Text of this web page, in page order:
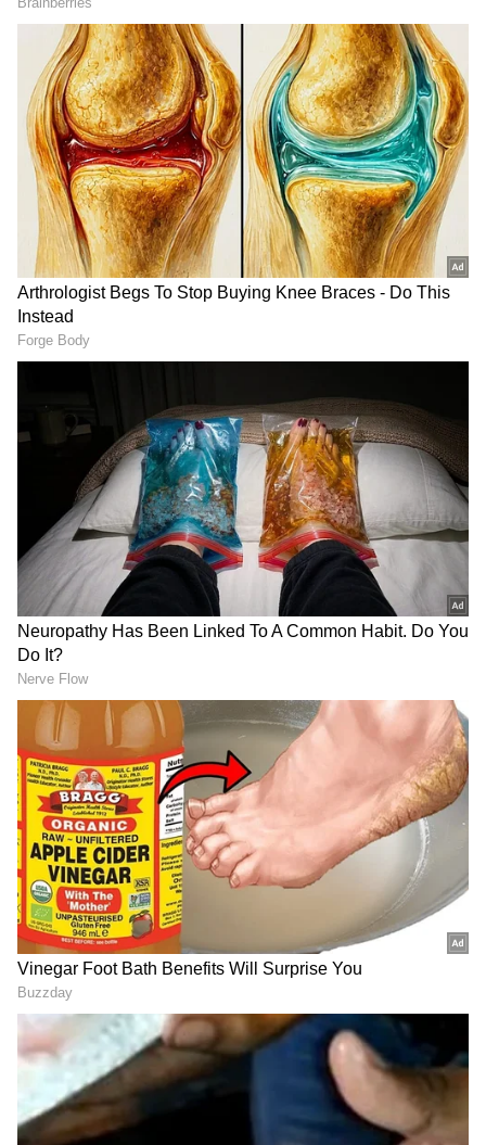
Teachers Recruitment: 15,000 ಶಿಕ್ಷಕರ ನೇಮಕಾತಿ
ಪರೀಕ್ಷೆ ಫಲಿತಾಂಶ: 54,342 ಮಂದಿ ಪಾಸ್‌
ಇತ್ತೀಚೆಗೆ ಲಂಚಮುಕ್ತ ಕರ್ನಾಟಕ ನಿರ್ಮಾಣ ವೇದಿಕೆಯವರು
ಅಕ್ರಮ ಶಿಕ್ಷಕರ ನೇಮಕಾತಿ ಬಗ್ಗೆ ವಿಧಾನಸೌಧ ಪೊಲೀಸ್
ಠಾಣೆಯಲ್ಲಿ ದೂರು ದಾಖಲಿಸಿದ್ದರು. ಕೆಲ‌ ದಿನಗಳ‌ ಹಿಂದೆ ಈ
ಪ್ರಕರಣವನ್ನ ಸಿಐಡಿಗೆ ವರ್ಗಾವಣೆ ಮಾಡಿದ್ದ ರಾಜ್ಯ ಸರ್ಕಾರ.
ಪ್ರಕರಣಕ್ಕೆ ಸಂಬಂಧಿಸಿದಂತೆ ತನಿಖೆ ಆರಂಭಿಸಿರುವ ಸಿಐಡಿ
ಅಧಿಕಾರಿಗಳು ಇದೀಗ ತುಮಕೂರು ಜಿಲ್ಲೆಯ ಹತ್ತು ಶಿಕ್ಷಕರನ್ನು
ಬಂಧಿಸಿ ವಿಚಾರಣೆಗೆ ಕರೆದೊಯ್ದಿದ್ದಾರೆ.
DOWNLOAD APP
ಕರ್ನಾಟಕ, ಭಾರತ (India News) ಮತ್ತು ಜಗತ್ತಿನ
ಕ್ಷಣಕ್ಷಣದ ಕನ್ನಡ ಸುದ್ದಿ (Kannada News)
ಅಪ್ಡೇಟ್‌ಗಳಿಗಾಗಿ ಏಷ್ಯಾನೆಟ್ ಸುವರ್ಣ ನ್ಯೂಸ್‌ ಫಾಲೋ
ಮಾಡಿ. ಬ್ರೇಕಿಂಗ್ ಸುದ್ದಿ (Latest Kannada News),
ವಿಶೇಷ ವರದಿಗಳು ಮತ್ತು ನೇರ ಪ್ರಸಾರಗಳೊಂದಿಗೆ
kannada news live) ಸಂಪೂರ್ಣ ಮಾಹಿತಿ ಒಂದೇ
ಕ್ಲಿಕ್‌ನಲ್ಲಿ ಲಭ್ಯ. ಏಷ್ಯಾನೆಟ್ ಸುವರ್ಣ ನ್ಯೂಸ್ ಅಧಿಕೃತ
ಆ್ಯಪ್ ಡೌನ್‌ಲೋಡ್ ಮಾಡಿ ಹಾಗು ಎಲ್ಲಾ ಅಪ್‌ಡೇಟ್
ಗಳನ್ನು ಪಡೆಯಿರಿ
RECOMMENDED STORIES
ಪನೀರ್ ಪ್ರಿಯರಿಗೆ ಶಾಕ್​: ಇನ್ಮುಂದೆ
ನಿರ್ಧಾರ- ಏನಿದು Analogue
Paneer
ಕೆಲಸ ಸಿಕ್ಕ ಮೇಲೆ ಸತಿ
ಶಿರೋಮಣಿ ಮಾಡಿದ್ದೇನು